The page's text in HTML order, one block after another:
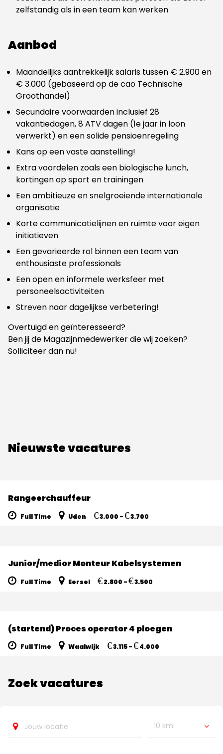
zelfstandig als in een team kan werken
Aanbod
Maandelijks aantrekkelijk salaris tussen € 2.900 en
€ 3.000 (gebaseerd op de cao Technische
Groothandel)
Secundaire voorwaarden inclusief 28
vakantiedagen, 8 ATV dagen (1e jaar in loon
verwerkt) en een solide pensioenregeling
Kans op een vaste aanstelling!
Extra voordelen zoals een biologische lunch,
kortingen op sport en trainingen
Een ambitieuze en snelgroeiende internationale
organisatie
Korte communicatielijnen en ruimte voor eigen
initiatieven
Een gevarieerde rol binnen een team van
enthousiaste professionals
Een open en informele werksfeer met
personeelsactiviteiten
Streven naar dagelijkse verbetering!
Overtuigd en geïnteresseerd?
Ben jij de Magazijnmedewerker die wij zoeken?
Solliciteer dan nu!
Nieuwste vacatures
Rangeerchauffeur
Full Time Uden €3.000 -€3.700
Junior/medior Monteur Kabelsystemen
Full Time Eersel €2.800 -€3.500
(startend) Proces operator 4 ploegen
Full Time Waalwijk €3.115 -€4.000
Zoek vacatures
10 km